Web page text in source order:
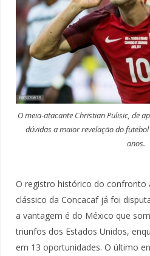
O meia-atacante Christian Pulisic, de
dúvidas a maior revelação do
anos.
O registro histórico do confronto
clássico da Concacaf já foi
a vantagem é do México que
triunfos dos Estados Unidos,
em 13 oportunidades. O último